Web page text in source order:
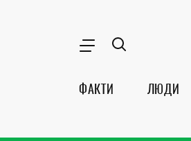
ФАКТИ ЛЮДИ